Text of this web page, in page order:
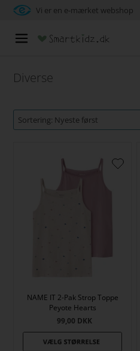
Vi er en e-mærket webshop
Diverse
NAME IT 2-Pak Strop Toppe
Peyote Hearts
99,00 DKK